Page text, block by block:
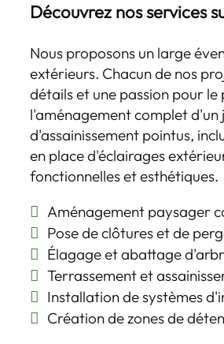
Découvrez nos services
Nous proposons un large
extérieurs. Chacun de nos
détails et une passion pour
l'aménagement complet
d'assainissement pointus,
en place d'éclairages
fonctionnelles et esthétiques.
Aménagement paysager
Pose de clôtures et de
Élagage et abattage
Terrassement et
Installation de systèmes
Création de zones de